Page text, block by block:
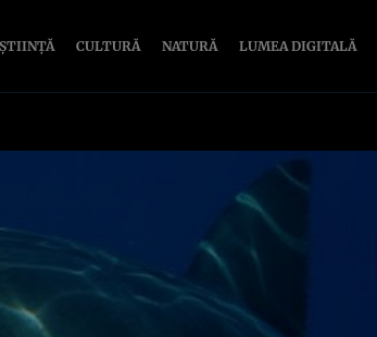
ȘTIINȚĂ CULTURĂ NATURĂ LUMEA DIGITALĂ